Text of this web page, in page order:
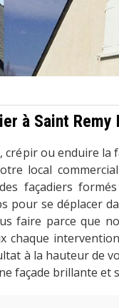
à Saint Remy
crépir ou enduire la
local
façadiers
pour se déplacer
faire parce que
chaque
à la hauteur de
façade brillante et